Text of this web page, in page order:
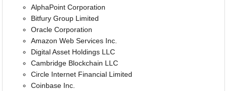
AlphaPoint Corporation
Bitfury Group Limited
Oracle Corporation
Amazon Web Services Inc.
Digital Asset Holdings LLC
Cambridge Blockchain LLC
Circle Internet Financial Limited
Coinbase Inc.